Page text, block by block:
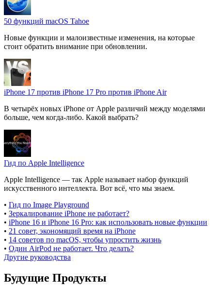
50 функций macOS Tahoe
Новые функции и малоизвестные изменения, на которые
стоит обратить внимание при обновлении.
iPhone 17 против iPhone 17 Pro против iPhone Air
В четырёх новых iPhone от Apple различий между моделями
больше, чем когда-либо. Какой выбрать?
Гид по Apple Intelligence
Apple Intelligence — так Apple называет набор функций
искусственного интеллекта. Вот всё, что мы знаем.
• Гид по Image Playground
• Зеркалирование iPhone не работает?
• iPhone 16 и iPhone 16 Pro: как использовать новые функции
• 21 совет, экономящий время на iPhone
• 14 советов по macOS, чтобы упростить жизнь
• Один AirPod не работает. Что делать?
Другие руководства
Будущие Продукты